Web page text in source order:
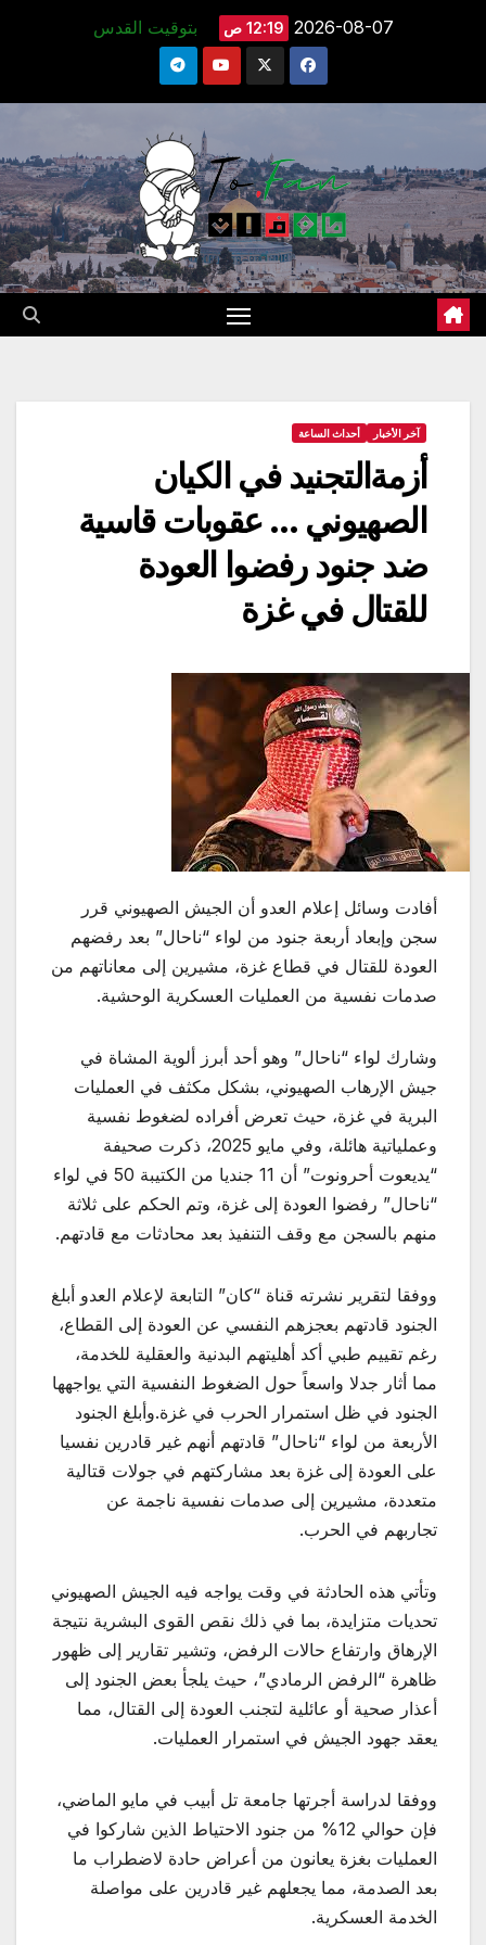
2026-08-07 12:19 ص بتوقيت القدس
آخر الأخبار أحداث الساعة
أزمةالتجنيد في الكيان
الصهيوني … عقوبات قاسية
ضد جنود رفضوا العودة
للقتال في غزة
أفادت وسائل إعلام العدو أن الجيش الصهيوني قرر
سجن وإبعاد أربعة جنود من لواء “ناحال” بعد رفضهم
العودة للقتال في قطاع غزة، مشيرين إلى معاناتهم من
صدمات نفسية من العمليات العسكرية الوحشية.
وشارك لواء “ناحال” وهو أحد أبرز ألوية المشاة في
جيش الإرهاب الصهيوني، بشكل مكثف في العمليات
البرية في غزة، حيث تعرض أفراده لضغوط نفسية
وعملياتية هائلة، وفي مايو 2025، ذكرت صحيفة
“يديعوت أحرونوت” أن 11 جنديا من الكتيبة 50 في لواء
“ناحال” رفضوا العودة إلى غزة، وتم الحكم على ثلاثة
منهم بالسجن مع وقف التنفيذ بعد محادثات مع قادتهم.
ووفقا لتقرير نشرته قناة “كان” التابعة لإعلام العدو أبلغ
الجنود قادتهم بعجزهم النفسي عن العودة إلى القطاع،
رغم تقييم طبي أكد أهليتهم البدنية والعقلية للخدمة،
مما أثار جدلا واسعاً حول الضغوط النفسية التي يواجهها
الجنود في ظل استمرار الحرب في غزة.وأبلغ الجنود
الأربعة من لواء “ناحال” قادتهم أنهم غير قادرين نفسيا
على العودة إلى غزة بعد مشاركتهم في جولات قتالية
متعددة، مشيرين إلى صدمات نفسية ناجمة عن
تجاربهم في الحرب.
وتأتي هذه الحادثة في وقت يواجه فيه الجيش الصهيوني
تحديات متزايدة، بما في ذلك نقص القوى البشرية نتيجة
الإرهاق وارتفاع حالات الرفض، وتشير تقارير إلى ظهور
ظاهرة “الرفض الرمادي”، حيث يلجأ بعض الجنود إلى
أعذار صحية أو عائلية لتجنب العودة إلى القتال، مما
يعقد جهود الجيش في استمرار العمليات.
ووفقا لدراسة أجرتها جامعة تل أبيب في مايو الماضي،
فإن حوالي 12% من جنود الاحتياط الذين شاركوا في
العمليات بغزة يعانون من أعراض حادة لاضطراب ما
بعد الصدمة، مما يجعلهم غير قادرين على مواصلة
الخدمة العسكرية.